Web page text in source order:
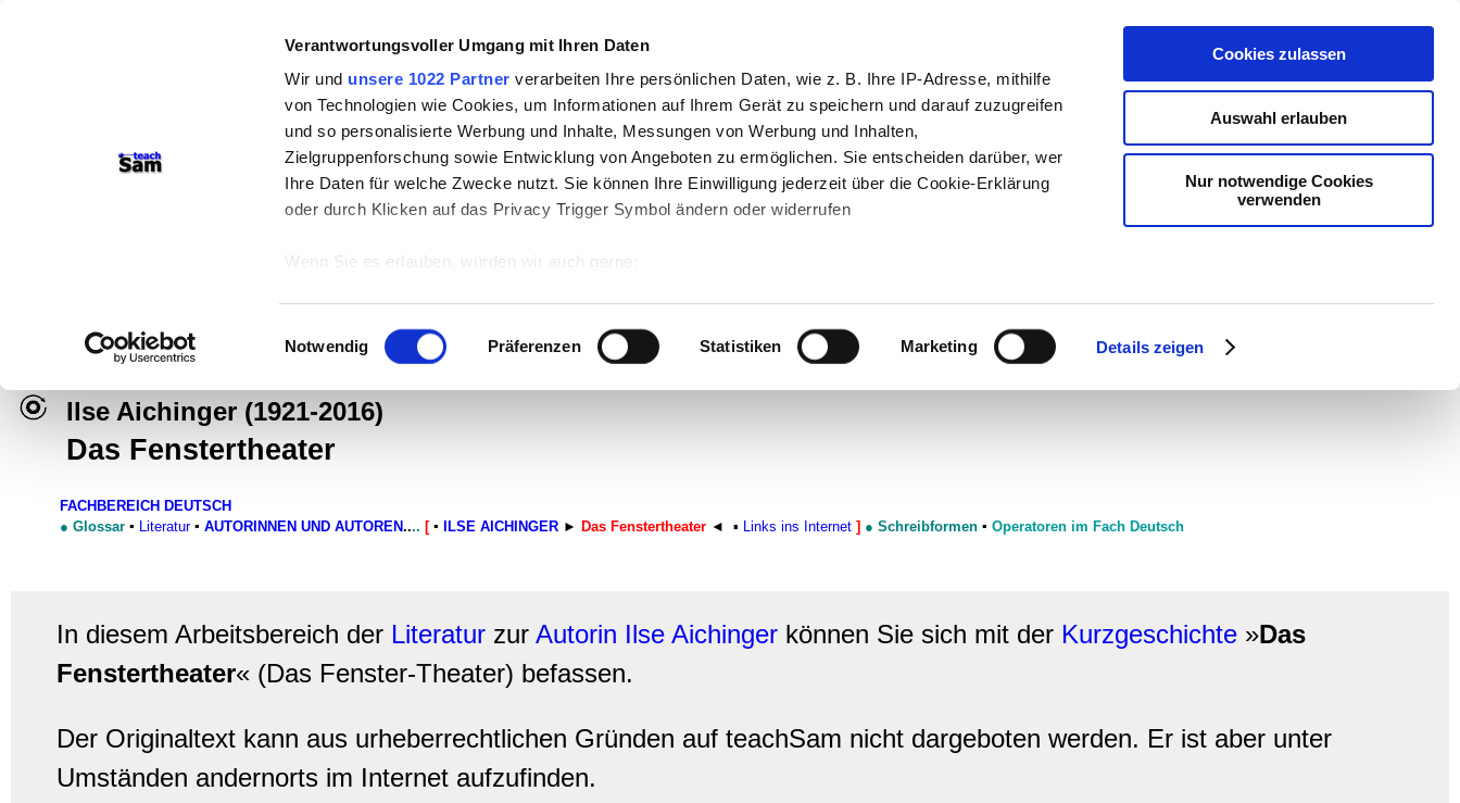
Verantwortungsvoller Umgang mit Ihren Daten
Wir und unsere 1022 Partner verarbeiten Ihre persönlichen Daten, wie z. B. Ihre IP-Adresse, mithilfe
von Technologien wie Cookies, um Informationen auf Ihrem Gerät zu speichern und darauf zuzugreifen
und so personalisierte Werbung und Inhalte, Messungen von Werbung und Inhalten,
Zielgruppenforschung sowie Entwicklung von Angeboten zu ermöglichen. Sie entscheiden darüber, wer
Ihre Daten für welche Zwecke nutzt. Sie können Ihre Einwilligung jederzeit über die Cookie-Erklärung
oder durch Klicken auf das Privacy Trigger Symbol ändern oder widerrufen
Wenn Sie es erlauben, würden wir auch gerne:
Ihr Gerät durch aktives Scannen nach bestimmten Merkmalen (Fingerprinting) identifizieren
Erfahren Sie mehr darüber, wie Ihre persönlichen Daten verarbeitet werden, und legen Sie Ihre
Präferenzen imAbschnitt Einzelheitenfest.
Wir verwenden Cookies, um Inhalte und Anzeigen zu personalisieren, Funktionen für soziale Medien
und Analysen weiter. Unsere Partner führen diese Informationen möglicherweise mit weiteren Daten
Einwilligungsauswahl
Notwendig Präferenzen Statistiken Marketing Details zeigen
Cookies zulassen
Auswahl erlauben
Nur notwendige Cookies
verwenden
Werbung
Ilse Aichinger (1921-2016)
Das Fenstertheater
FACHBEREICH DEUTSCH
● Glossar ▪ Literatur ▪ AUTORINNEN UND AUTOREN.... [ ▪ ILSE AICHINGER ► Das Fenstertheater ◄ ▪ Links ins Internet ] ● Schreibformen ▪ Operatoren im Fach Deutsch
In diesem Arbeitsbereich der Literatur zur Autorin Ilse Aichinger können Sie sich mit der Kurzgeschichte »Das
Fenstertheater« (Das Fenster-Theater) befassen.
Der Originaltext kann aus urheberrechtlichen Gründen auf teachSam nicht dargeboten werden. Er ist aber unter
Umständen andernorts im Internet aufzufinden.